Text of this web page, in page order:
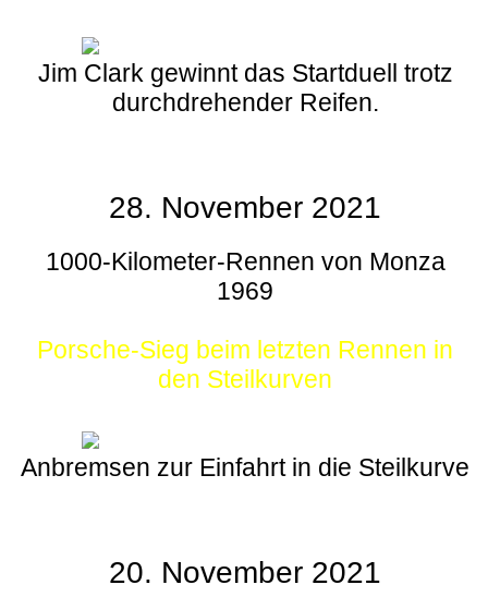
Jim Clark gewinnt das Startduell trotz
durchdrehender Reifen.
28. November 2021
1000-Kilometer-Rennen von Monza
1969
Porsche-Sieg beim letzten Rennen in
den Steilkurven
Anbremsen zur Einfahrt in die Steilkurve
20. November 2021